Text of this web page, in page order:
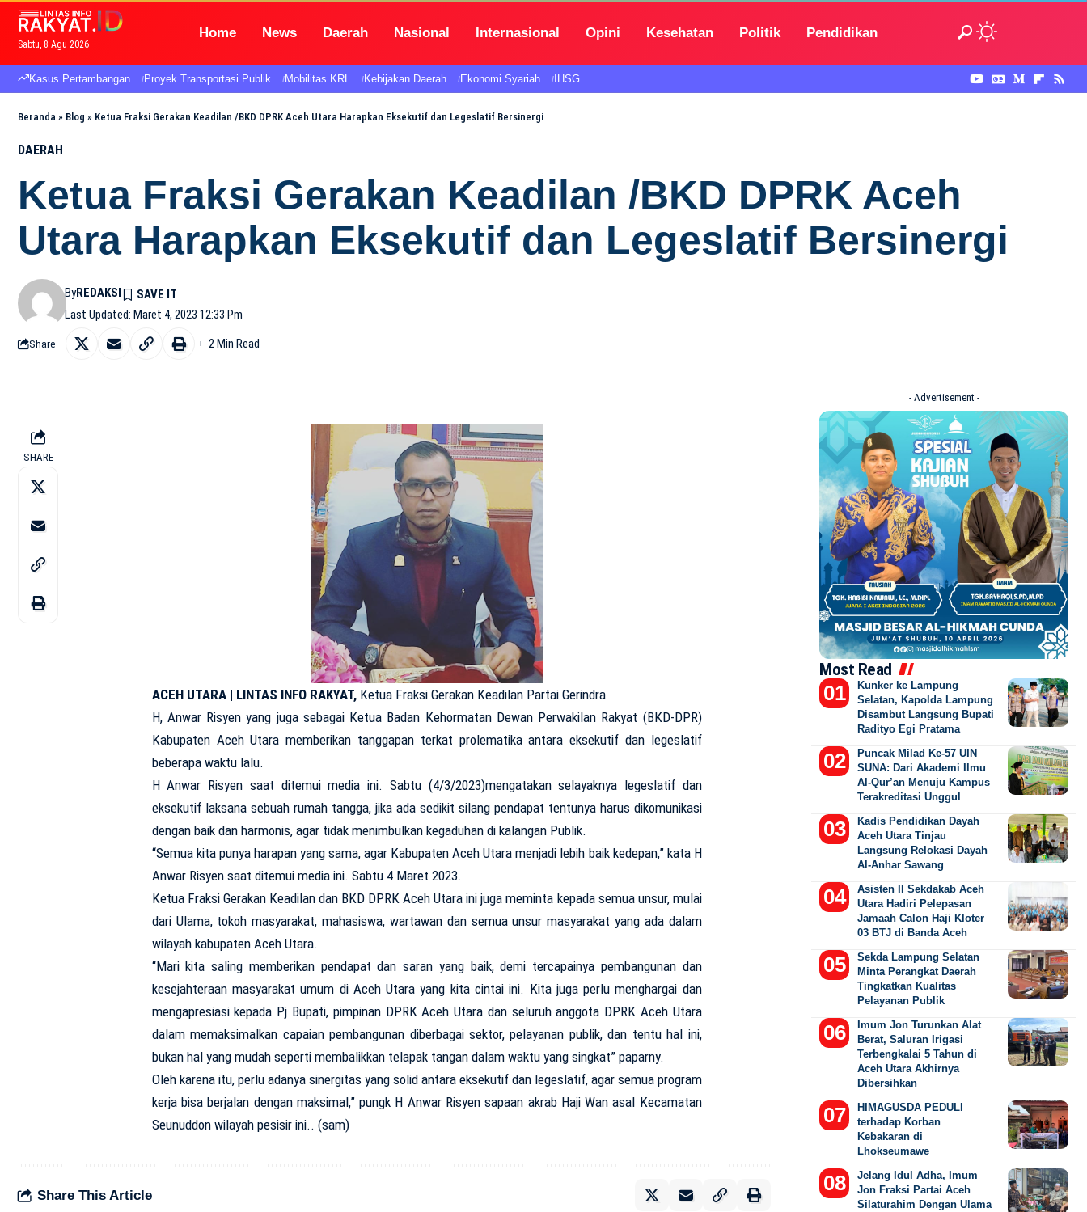
Sabtu, 8 Agu 2026
Home News Daerah Nasional Internasional Opini Kesehatan Politik Pendidikan
Kasus Pertambangan Proyek Transportasi Publik Mobilitas KRL Kebijakan Daerah Ekonomi Syariah IHSG
Beranda » Blog » Ketua Fraksi Gerakan Keadilan /BKD DPRK Aceh Utara Harapkan Eksekutif dan Legeslatif Bersinergi
DAERAH
Ketua Fraksi Gerakan Keadilan /BKD DPRK Aceh
Utara Harapkan Eksekutif dan Legeslatif Bersinergi
Last Updated: Maret 4, 2023 12:33 Pm
ByREDAKSI
Share 2 Min Read
SHARE
ACEH UTARA | LINTAS INFO RAKYAT, Ketua Fraksi Gerakan Keadilan Partai Gerindra
H, Anwar Risyen yang juga sebagai Ketua Badan Kehormatan Dewan Perwakilan Rakyat (BKD-DPR)
Kabupaten Aceh Utara memberikan tanggapan terkat prolematika antara eksekutif dan legeslatif
beberapa waktu lalu.
H Anwar Risyen saat ditemui media ini. Sabtu (4/3/2023)mengatakan selayaknya legeslatif dan
eksekutif laksana sebuah rumah tangga, jika ada sedikit silang pendapat tentunya harus dikomunikasi
dengan baik dan harmonis, agar tidak menimbulkan kegaduhan di kalangan Publik.
“Semua kita punya harapan yang sama, agar Kabupaten Aceh Utara menjadi lebih baik kedepan,” kata H
Anwar Risyen saat ditemui media ini. Sabtu 4 Maret 2023.
Ketua Fraksi Gerakan Keadilan dan BKD DPRK Aceh Utara ini juga meminta kepada semua unsur, mulai
dari Ulama, tokoh masyarakat, mahasiswa, wartawan dan semua unsur masyarakat yang ada dalam
wilayah kabupaten Aceh Utara.
“Mari kita saling memberikan pendapat dan saran yang baik, demi tercapainya pembangunan dan
kesejahteraan masyarakat umum di Aceh Utara yang kita cintai ini. Kita juga perlu menghargai dan
mengapresiasi kepada Pj Bupati, pimpinan DPRK Aceh Utara dan seluruh anggota DPRK Aceh Utara
dalam memaksimalkan capaian pembangunan diberbagai sektor, pelayanan publik, dan tentu hal ini,
bukan hal yang mudah seperti membalikkan telapak tangan dalam waktu yang singkat” paparny.
Oleh karena itu, perlu adanya sinergitas yang solid antara eksekutif dan legeslatif, agar semua program
kerja bisa berjalan dengan maksimal,” pungk H Anwar Risyen sapaan akrab Haji Wan asal Kecamatan
Seunuddon wilayah pesisir ini.. (sam)
Share This Article
- Advertisement -
Most Read
Kunker ke Lampung
Selatan, Kapolda Lampung
Disambut Langsung Bupati
Radityo Egi Pratama
Puncak Milad Ke-57 UIN
SUNA: Dari Akademi Ilmu
Al-Qur’an Menuju Kampus
Terakreditasi Unggul
Kadis Pendidikan Dayah
Aceh Utara Tinjau
Langsung Relokasi Dayah
Al-Anhar Sawang
Asisten II Sekdakab Aceh
Utara Hadiri Pelepasan
Jamaah Calon Haji Kloter
03 BTJ di Banda Aceh
Sekda Lampung Selatan
Minta Perangkat Daerah
Tingkatkan Kualitas
Pelayanan Publik
Imum Jon Turunkan Alat
Berat, Saluran Irigasi
Terbengkalai 5 Tahun di
Aceh Utara Akhirnya
Dibersihkan
HIMAGUSDA PEDULI
terhadap Korban
Kebakaran di
Lhokseumawe
Jelang Idul Adha, Imum
Jon Fraksi Partai Aceh
Silaturahim Dengan Ulama